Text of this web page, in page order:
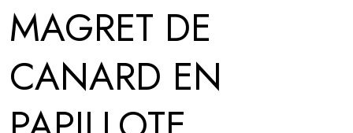
MAGRET DE
CANARD EN